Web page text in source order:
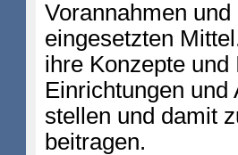
Vorannahmen
eingesetzten
ihre Konzepte
Einrichtungen und
stellen und damit
beitragen.